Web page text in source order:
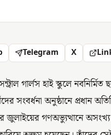
Telegram X
গার্লস হাই স্কুলে
সংবর্ধনা অনুষ্ঠানে প্রধান
গণঅভ্যুত্থানে অসংখ্য